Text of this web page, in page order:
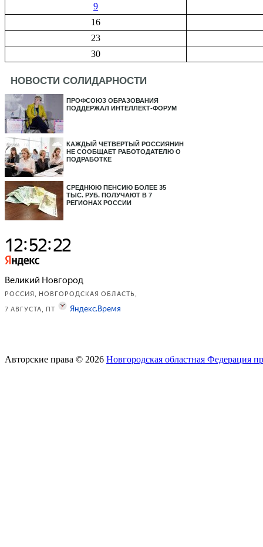
9
16
23
30
НОВОСТИ СОЛИДАРНОСТИ
ПРОФСОЮЗ ОБРАЗОВАНИЯ
ПОДДЕРЖАЛ ИНТЕЛЛЕКТ-ФОРУМ
КАЖДЫЙ ЧЕТВЕРТЫЙ РОССИЯНИН
НЕ СООБЩАЕТ РАБОТОДАТЕЛЮ О
ПОДРАБОТКЕ
СРЕДНЮЮ ПЕНСИЮ БОЛЕЕ 35
ТЫС. РУБ. ПОЛУЧАЮТ В 7
РЕГИОНАХ РОССИИ
Авторские права © 2026 Новгородская областная Федерация